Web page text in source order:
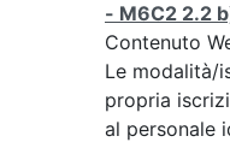
- M6C2 2.2
Contenuto
Le modalità/
propria
al personale